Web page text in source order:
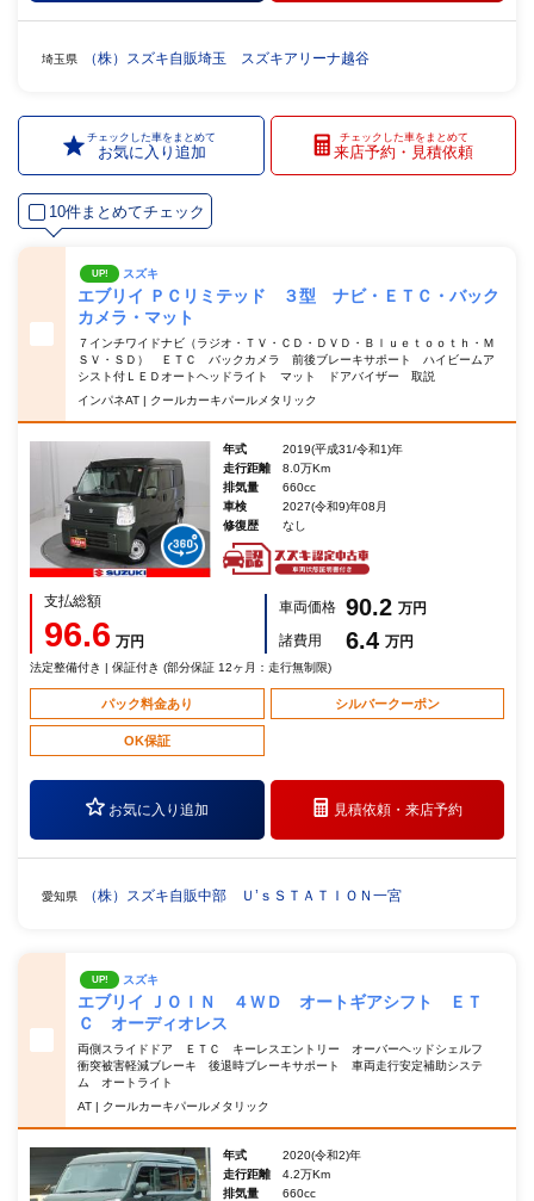
埼玉県 （株）スズキ自販埼玉 スズキアリーナ越谷
チェックした車をまとめて
お気に入り追加
チェックした車をまとめて
来店予約・見積依頼
10件まとめてチェック
UP! スズキ
エブリイ ＰＣリミテッド ３型 ナビ・ＥＴＣ・バック
カメラ・マット
７インチワイドナビ（ラジオ・ＴＶ・ＣＤ・ＤＶＤ・Ｂｌｕｅｔｏｏｔｈ・Ｍ
ＳＶ・ＳＤ） ＥＴＣ バックカメラ 前後ブレーキサポート ハイビームア
シスト付ＬＥＤオートヘッドライト マット ドアバイザー 取説
インパネAT | クールカーキパールメタリック
年式
2019(平成31/令和1)年
走行距離
8.0万Km
排気量
660cc
車検
2027(令和9)年08月
修復歴
なし
支払総額
96.6 万円
車両価格 90.2 万円
諸費用
6.4 万円
法定整備付き | 保証付き (部分保証 12ヶ月：走行無制限)
パック料金あり シルバークーポン
OK保証
お気に入り追加 見積依頼・来店予約
愛知県 （株）スズキ自販中部 Ｕ’ｓＳＴＡＴＩＯＮ一宮
UP! スズキ
エブリイ ＪＯＩＮ ４ＷＤ オートギアシフト ＥＴ
Ｃ オーディオレス
両側スライドドア ＥＴＣ キーレスエントリー オーバーヘッドシェルフ
衝突被害軽減ブレーキ 後退時ブレーキサポート 車両走行安定補助システ
ム オートライト
AT | クールカーキパールメタリック
年式
2020(令和2)年
走行距離
4.2万Km
排気量
660cc